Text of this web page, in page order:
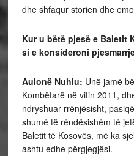
dhe shfaqur storien dhe
Kur u bëtë pjesë e Baletit
si e konsideroni
Aulonë Nuhiu: Unë jamë
Kombëtarë në vitin 2011,
ndryshuar rrënjësisht,
shumë të rëndësishëm të
Baletit të Kosovës, më ka
ashtu edhe përgjegjësi.